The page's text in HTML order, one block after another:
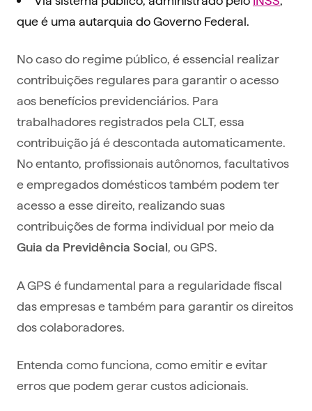
que é uma autarquia do Governo Federal.
No caso do regime público, é essencial realizar
contribuições regulares para garantir o acesso
aos benefícios previdenciários. Para
trabalhadores registrados pela CLT, essa
contribuição já é descontada automaticamente.
No entanto, profissionais autônomos, facultativos
e empregados domésticos também podem ter
acesso a esse direito, realizando suas
contribuições de forma individual por meio da
Guia da Previdência Social, ouGPS.
A GPS é fundamental para a regularidade fiscal
das empresas e também para garantir os direitos
dos colaboradores.
Entenda como funciona, como emitir e evitar
erros que podem gerar custos adicionais.